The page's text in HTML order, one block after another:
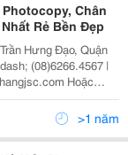
Chân
Rẻ Bền Đẹp
>1 năm